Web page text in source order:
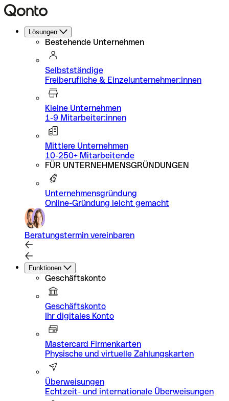
Lösungen
Bestehende Unternehmen
Selbstständige
Freiberufliche & Einzelunternehmer:innen
Kleine Unternehmen
1-9 Mitarbeiter:innen
Mittlere Unternehmen
10-250+ Mitarbeitende
FÜR UNTERNEHMENSGRÜNDUNGEN
Unternehmensgründung
Online-Gründung leicht gemacht
Beratungstermin vereinbaren
Funktionen
Geschäftskonto
Geschäftskonto
Ihr digitales Konto
Mastercard Firmenkarten
Physische und virtuelle Zahlungskarten
Überweisungen
Echtzeit- und internationale Überweisungen